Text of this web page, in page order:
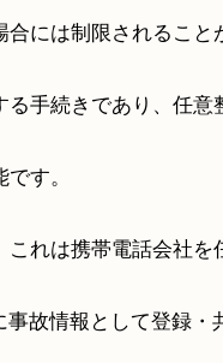
には制限されること
手続きであり、任意
す。
れは携帯電話会社を
故情報として登録・